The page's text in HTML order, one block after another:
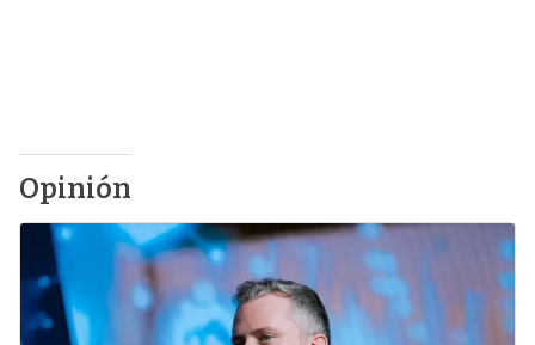
Opinión